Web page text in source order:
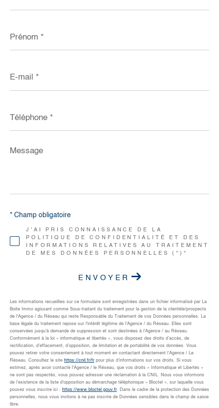
*
mail
*
Message
J'AI PRIS CONNAISSANCE DE LA
POLITIQUE DE CONFIDENTIALITÉ ET DES
INFORMATIONS RELATIVES AU TRAITEMENT
DE MES DONNÉES PERSONNELLES (*)*
* Champ obligatoire
ENVOYER
Les informations recueillies sur ce formulaire sont enregistrées dans un fichier informatisé par La
Boite Immo agissant comme Sous-traitant du traitement pour la gestion de la clientèle/prospects
de l'Agence / du Réseau qui reste Responsable du Traitement de vos Données personnelles. La
base légale du traitement repose sur l'intérêt légitime de l'Agence / du Réseau. Elles sont
conservées jusqu'à demande de suppression et sont destinées à l'Agence / au Réseau.
Conformément à la loi « informatique et libertés », vous disposez des droits d’accès, de
rectification, d’effacement, d’opposition, de limitation et de portabilité de vos données. Vous
pouvez retirer votre consentement à tout moment en contactant directement l’Agence / Le
Réseau. Consultez le site https://cnil.fr/fr pour plus d’informations sur vos droits. Si vous
estimez, après avoir contacté l'Agence / le Réseau, que vos droits « Informatique et Libertés »
ne sont pas respectés, vous pouvez adresser une réclamation à la CNIL. Nous vous informons
de l’existence de la liste d'opposition au démarchage téléphonique « Bloctel », sur laquelle vous
pouvez vous inscrire ici : https://www.bloctel.gouv.fr. Dans le cadre de la protection des Données
personnelles, nous vous invitons à ne pas inscrire de Données sensibles dans le champ de saisie
libre.